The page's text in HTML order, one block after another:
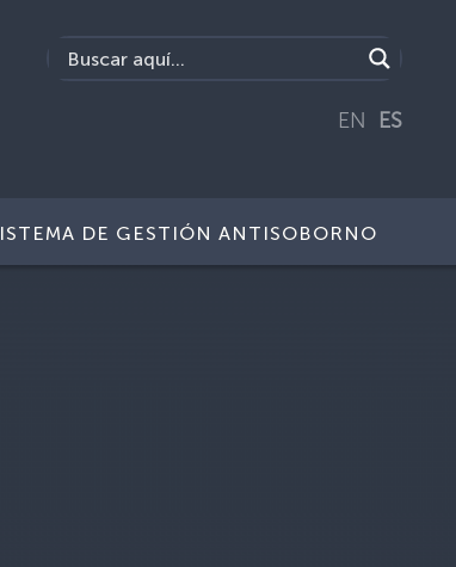
EN ES
DE GESTIÓN ANTISOBORNO